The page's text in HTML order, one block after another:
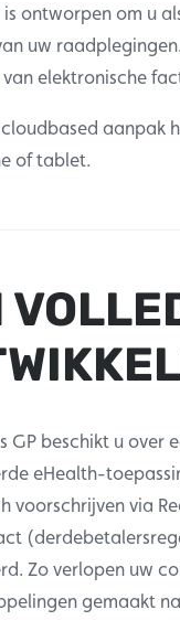
is ontworpen om u
uw
elektronische
aanpak
of tablet.
GP beschikt u over
eHealth-
voorschrijven via
Zo verlopen uw
gemaakt